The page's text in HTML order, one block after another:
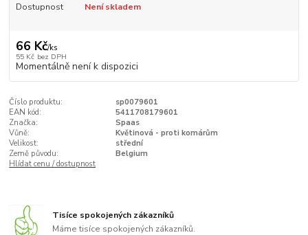
Dostupnost Není skladem
66 Kč/ks
55 Kč bez DPH
Momentálně není k dispozici
Číslo produktu:
sp0079601
EAN kód:
5411708179601
Značka:
Spaas
Vůně:
Květinová - proti komárům
Velikost:
střední
Země původu:
Belgium
Hlídat cenu / dostupnost
Tisíce spokojených zákazníků
Máme tisíce spokojených zákazníků.